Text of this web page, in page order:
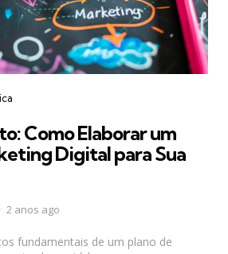
Como Elaborar um
Digital para Sua
2 anos ago
fundamentais de um plano de